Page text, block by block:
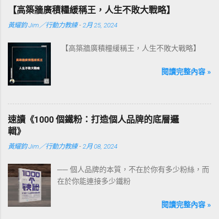
【高築牆廣積糧緩稱王，人生不敗大戰略】
黃耀鈞 Jim／行動力教練 - 2月 25, 2024
【高築牆廣積糧緩稱王，人生不敗大戰略】
閱讀完整內容 »
速讀《1000 個鐵粉：打造個人品牌的底層邏
輯》
黃耀鈞 Jim／行動力教練 - 2月 08, 2024
── 個人品牌的本質，不在於你有多少粉絲，而
在於你能連接多少鐵粉
閱讀完整內容 »